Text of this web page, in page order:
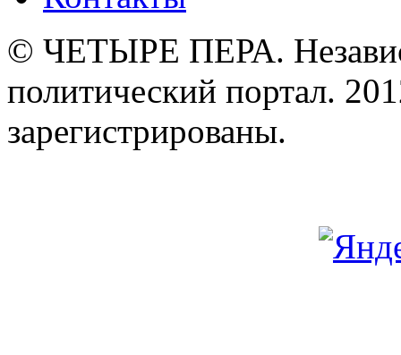
© ЧЕТЫРЕ ПЕРА.
политический портал.
зарегистрированы.